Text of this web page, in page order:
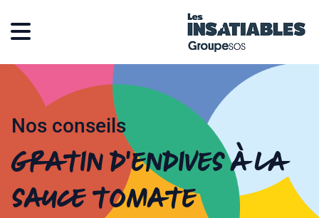
Nos conseils
Gratin d’endives à la
sauce tomate